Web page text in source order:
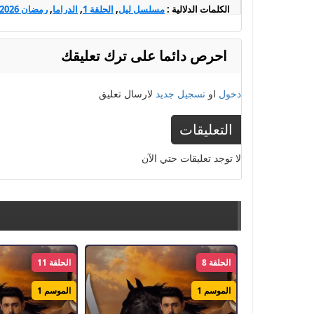
الكلمات الدلالية :مسلسل ليل, الحلقة 1 , الدراما,رمضان 2026
مسلسل ليل,
Layl
,مشاهدة مسلسل ليل,مسلسل ليل سيما
احرص دائما على ترك تعليقك
دخول او تسجيل جديد لارسال تعليق
التعليقات
لا توجد تعليقات حتي الآن
الحلقة 8
الموسم 1
الحلقة 11
الموسم 1